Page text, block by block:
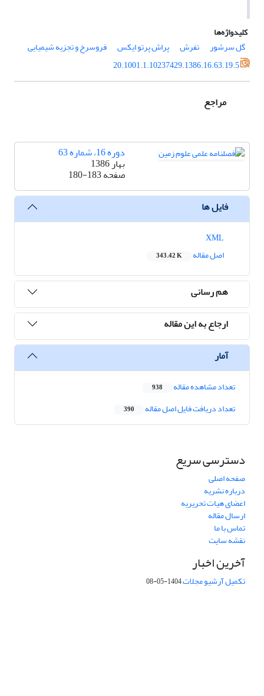
کلیدواژه‌ها
گل سرشور
تفرش پراش پرتو ایکس
فروسرخ و تجزیه شیمیایی
20.1001.1.10237429.1386.16.63.19.5
مراجع
دوره 16، شماره 63
بهار 1386
صفحه180-183
فایل ها
اصل مقاله
343.42 K
هم رسانی
ارجاع به این مقاله
آمار
تعداد مشاهده مقاله 938
تعداد دریافت فایل اصل مقاله 390
دسترسی سریع
صفحه اصلی
درباره نشریه
اعضای هیات تحریریه
ارسال مقاله
تماس با ما
نقشه سایت
آخرین اخبار
تکمیل آرشیو مجلات1404-05-08